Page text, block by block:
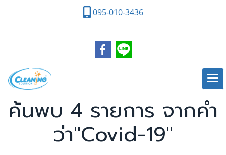
095-010-3436
ค้นพบ 4 รายการ จากคำ
ว่า"Covid-19"